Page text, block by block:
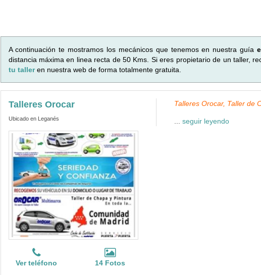
A continuación te mostramos los mecánicos que tenemos en nuestra guía
distancia máxima en linea recta de 50 Kms. Si eres propietario de un taller,
tu talleren nuestra web de forma totalmente gratuita.
Talleres Orocar
Ubicado en Leganés
Ver teléfono 14 Fotos
Talleres Orocar, Taller de
seguir leyendo